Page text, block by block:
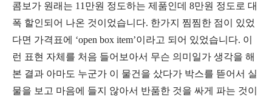
콤보가 원래는 11 만원 정도하는 제품인데 8만원 정도로 대
폭 할인되어 나온 것이었습니다. 한가지 찜찜한 점이 있었
다면 가격표에 ‘open box item’이라고 되어 있었습니다. 이
런 표현 자체를 처음 들어보아서 무슨 의미일가 생각을 해
본 결과 아마도 누군가 이 물건을 샀다가 박스를 뜯어서 실
물을 보고 마음에 들지 않아서 반품한 것을 싸게 파는 것이